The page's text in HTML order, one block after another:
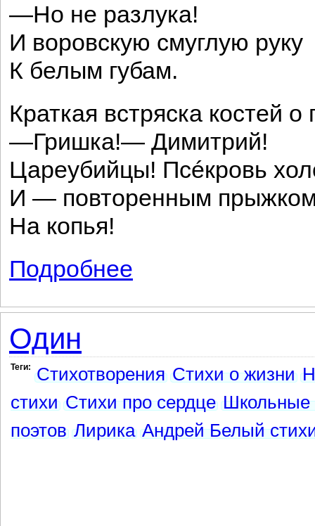
—Но не разлука!
И воровскую смуглую руку
К белым губам.
Краткая встряска костей о
—Гришка!— Димитрий!
Цареубийцы! Псéкровь
И — повторенным
На копья!
Подробнее
Один
Теги: Стихотворения Стихи о жизни
стихи Стихи про сердце Школьные
поэтов Лирика Андрей Белый